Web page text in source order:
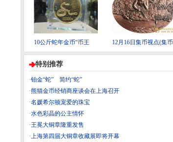
10公斤蛇年金币“币王 12月16日集币视点(集币
特别推荐
·铂金“蛇” 简约“蛇”
·熊猫金币经销商座谈会在上海召开
·名媛希尔顿宠爱的珠宝
·水色彩晶的公主情怀
·王冕大铜章隆重发售
·上海第四届大铜章收藏展即将开幕